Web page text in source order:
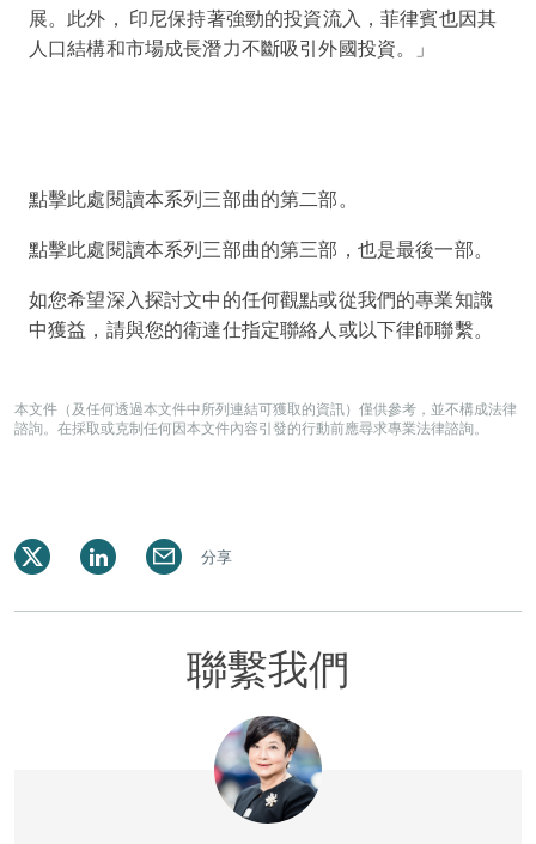
展。此外， 印尼保持著強勁的投資流入，菲律賓也因其
人口結構和市場成長潛力不斷吸引外國投資。」
點擊此處閱讀本系列三部曲的第二部。
點擊此處閱讀本系列三部曲的第三部，也是最後一部。
如您希望深入探討文中的任何觀點或從我們的專業知識
中獲益，請與您的衛達仕指定聯絡人或以下律師聯繫。
本文件（及任何透過本文件中所列連結可獲取的資訊）僅供參考，並不構成法律
諮詢。在採取或克制任何因本文件內容引發的行動前應尋求專業法律諮詢。
分享
聯繫我們